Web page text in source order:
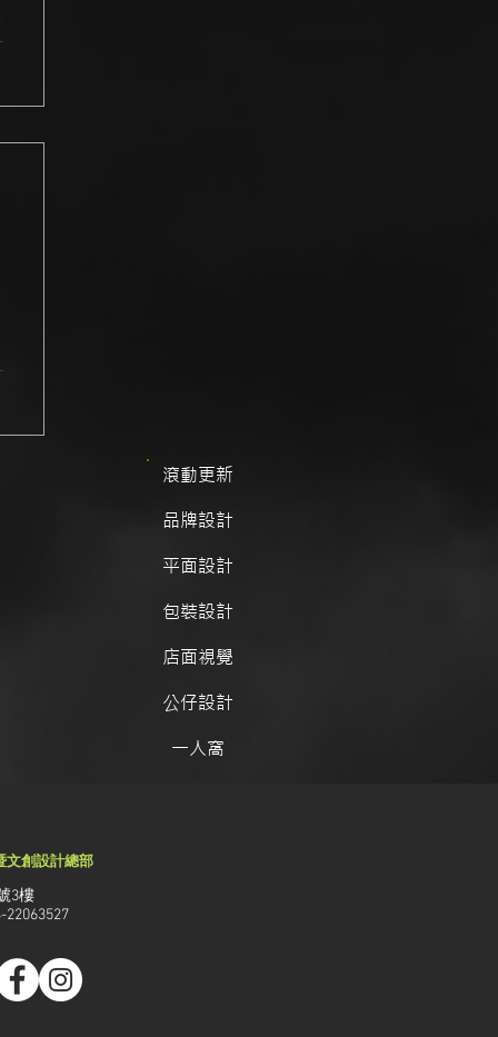
滾動更新
品牌設計
平面設計
包裝設計
店面視覺
公仔設計
一人窩
文創設計總部
3樓
22063527